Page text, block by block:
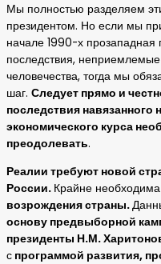
Мы полностью разделяем
президентом. Но если мы
начале 1990-х прозападная
последствия,
человечества, тогда мы
шаг. Следует прямо и
последствия навязанного
экономического курса
преодолевать.
Реалии требуют новой
России. Крайне
возрождения страны.
основу предвыборной
президенты Н.М.
с программой развития,